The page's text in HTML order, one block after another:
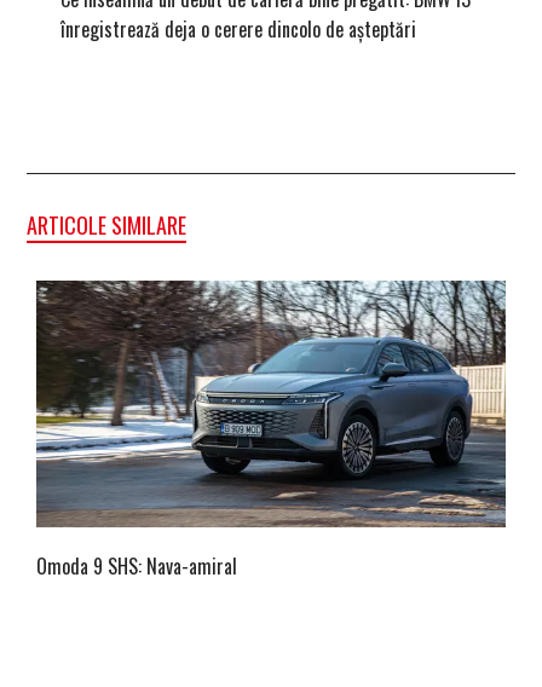
înregistrează deja o cerere dincolo de așteptări
ARTICOLE SIMILARE
Omoda 9 SHS: Nava-amiral